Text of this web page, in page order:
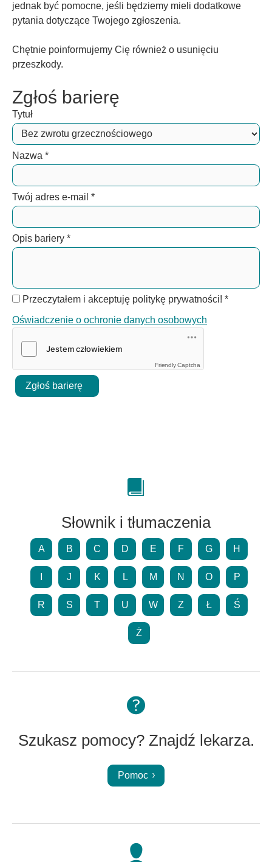
jednak być pomocne, jeśli będziemy mieli dodatkowe
pytania dotyczące Twojego zgłoszenia.
Chętnie poinformujemy Cię również o usunięciu
przeszkody.
Zgłoś barierę
Tytuł
Nazwa *
Twój adres e-mail *
Opis bariery *
Przeczytałem i akceptuję politykę prywatności! *
Oświadczenie o ochronie danych osobowych
Friendly Captcha
Zgłoś barierę
Słownik i tłumaczenia
A B C D E F G H
J K L M N O P
R S T U W Z Ł Ś
Ż
Szukasz pomocy? Znajdź lekarza.
Pomoc